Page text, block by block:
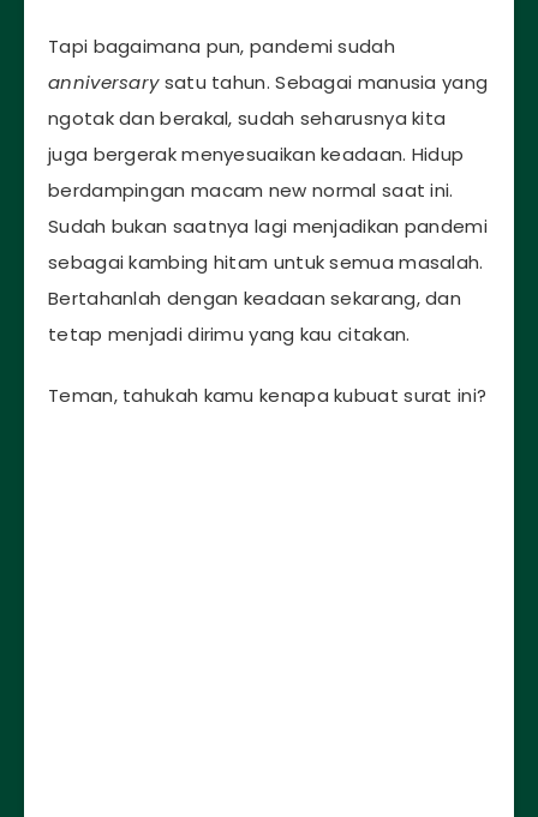
Tapi bagaimana pun, pandemi sudah
anniversarysatu tahun. Sebagai manusia yang
ngotak dan berakal, sudah seharusnya kita
juga bergerak menyesuaikan keadaan. Hidup
berdampingan macam new normal saat ini.
Sudah bukan saatnya lagi menjadikan pandemi
sebagai kambing hitam untuk semua masalah.
Bertahanlah dengan keadaan sekarang, dan
tetap menjadi dirimu yang kau citakan.
Teman, tahukah kamu kenapa kubuat surat ini?